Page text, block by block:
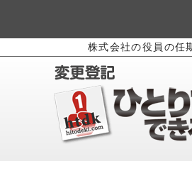
株式会社の役員の任